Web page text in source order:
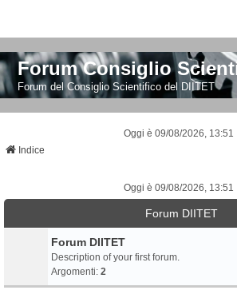
Forum Consiglio
Forum del Consiglio Scientifico del DIITET
Oggi è 09/08/2026, 13:51
Indice
Oggi è 09/08/2026, 13:51
Forum DIITET
Forum DIITET
Description of your first forum.
Argomenti: 2